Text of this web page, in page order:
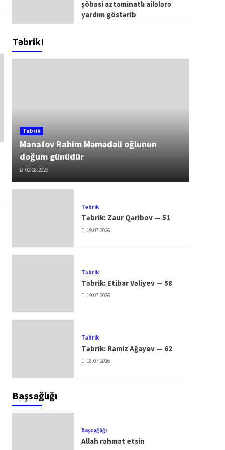
şöbəsi aztəminatlı ailələrə
yardım göstərib
Təbrik!
Təbrik
Manafov Rahim Məmədəli oğlunun
doğum günüdür
02.08.2026
Təbrik
Təbrik: Zaur Qəribov — 51
19.07.2026
Təbrik
Təbrik: Etibar Vəliyev — 58
19.07.2026
Təbrik
Təbrik: Ramiz Ağayev — 62
18.07.2026
Başsağlığı
Başsağlığı
Allah rəhmət etsin